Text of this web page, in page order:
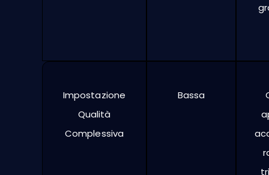
Impostazione
Qualità
Complessiva
Bassa